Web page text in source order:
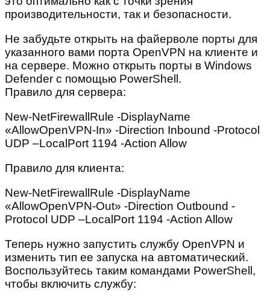
производительности, так и безопасности.
Не забудьте открыть на файерволе порты для
указанного вами порта OpenVPN на клиенте и
на сервере. Можно открыть порты в Windows
Defender с помощью PowerShell.
Правило для сервера:
New-NetFirewallRule -DisplayName
«AllowOpenVPN-In» -Direction Inbound -Protocol
UDP –LocalPort 1194 -Action Allow
Правило для клиента:
New-NetFirewallRule -DisplayName
«AllowOpenVPN-Out» -Direction Outbound -
Protocol UDP –LocalPort 1194 -Action Allow
Теперь нужно запустить службу OpenVPN и
изменить тип ее запуска на автоматический.
Воспользуйтесь таким командами PowerShell,
чтобы включить службу: